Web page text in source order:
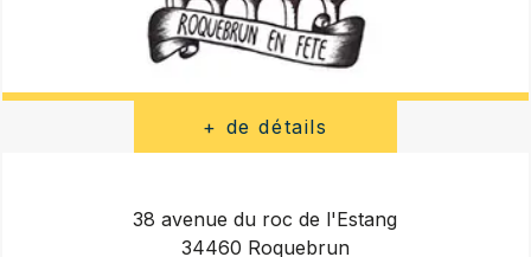
38 avenue du roc de l'Estang
34460 Roquebrun